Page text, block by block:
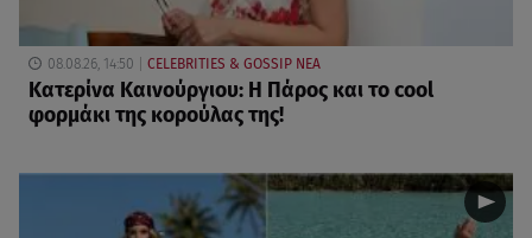
08.08.26, 14:50 CELEBRITIES & GOSSIP ΝΕΑ
Κατερίνα Καινούργιου: Η Πάρος και το cool
φορμάκι της κορούλας της!